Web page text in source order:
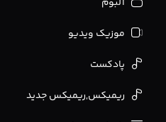
موزیک ویدیو
پادکست
ریمیکس,ریمیکس جدید